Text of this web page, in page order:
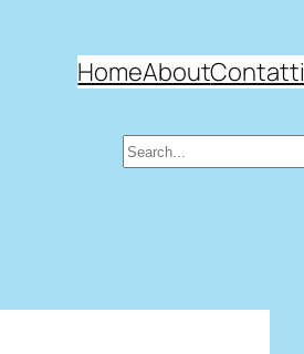
HomeAboutContatti
Search